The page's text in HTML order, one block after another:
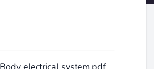
electrical system.pdf